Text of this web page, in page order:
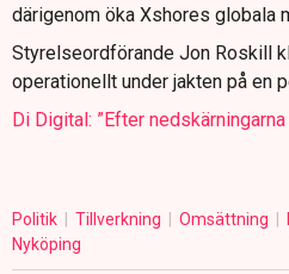
därigenom öka Xshores globala
Styrelseordförande Jon Roskill
operationellt under jakten på en
Di Digital: ”Efter
Politik Tillverkning Omsättning
Nyköping